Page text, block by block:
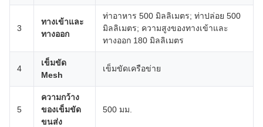
3
ทางเข้าและ
ทางออก
ท่าอาหาร 500 มิลลิเมตร; ท่าปล่อย 500
มิลลิเมตร; ความสูงของทางเข้าและ
ทางออก 180 มิลลิเมตร
4
เข็มขัด
Mesh
เข็มขัดเครือข่าย
5
ความกว้าง
ของเข็มขัด
ขนส่ง
500 มม.